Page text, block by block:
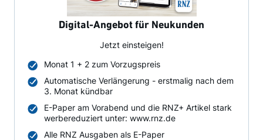
Digital-Angebot für Neukunden
Jetzt einsteigen!
Monat 1 + 2 zum Vorzugspreis
Automatische Verlängerung - erstmalig nach dem
3. Monat kündbar
E-Paper am Vorabend und die RNZ+ Artikel stark
werbereduziert unter: www.rnz.de
Alle RNZ Ausgaben als E-Paper